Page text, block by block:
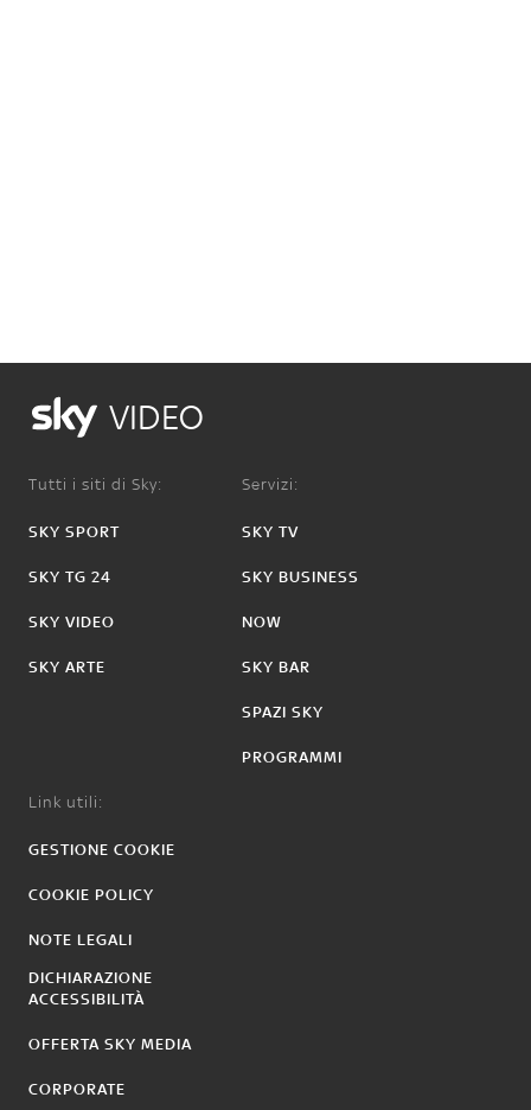
VIDEO
Tutti i siti di Sky:
SKY SPORT
SKY TG 24
SKY VIDEO
SKY ARTE
Servizi:
SKY TV
SKY BUSINESS
NOW
SKY BAR
SPAZI SKY
PROGRAMMI
Link utili:
GESTIONE COOKIE
COOKIE POLICY
NOTE LEGALI
DICHIARAZIONE
ACCESSIBILITÀ
OFFERTA SKY MEDIA
CORPORATE